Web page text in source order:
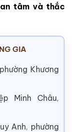
tâm và thắc
GIA
Khương
Minh Châu,
Anh, phường